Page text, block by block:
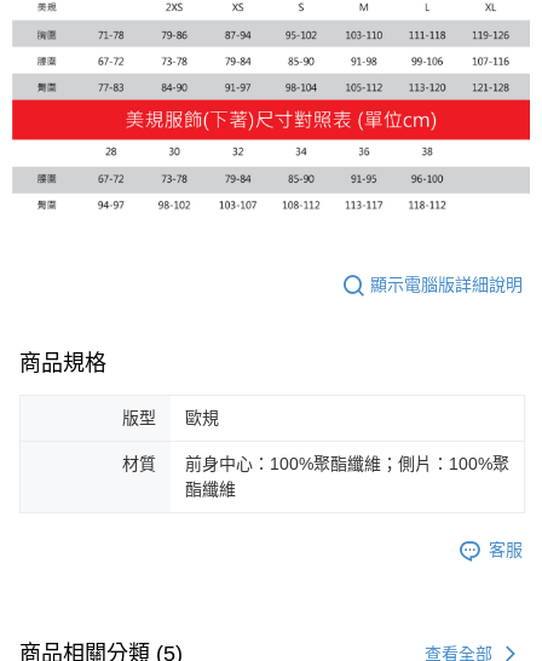
顯示電腦版詳細說明
商品規格
版型 歐規
材質
前身中心：100%聚酯纖維；側片：100%聚
酯纖維
客服
商品相關分類 (5) 查看全部